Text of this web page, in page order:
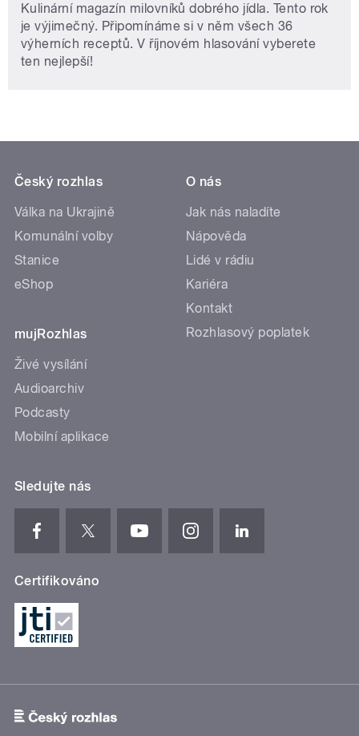
Kulinární magazín milovníků dobrého jídla. Tento rok
je výjimečný. Připomínáme si v něm všech 36
výherních receptů. V říjnovém hlasování vyberete
ten nejlepší!
Český rozhlas
Válka na Ukrajině
Komunální volby
Stanice
eShop
mujRozhlas
Živé vysílání
Audioarchiv
Podcasty
Mobilní aplikace
O nás
Jak nás naladíte
Nápověda
Lidé v rádiu
Kariéra
Kontakt
Rozhlasový poplatek
Sledujte nás
Certifikováno